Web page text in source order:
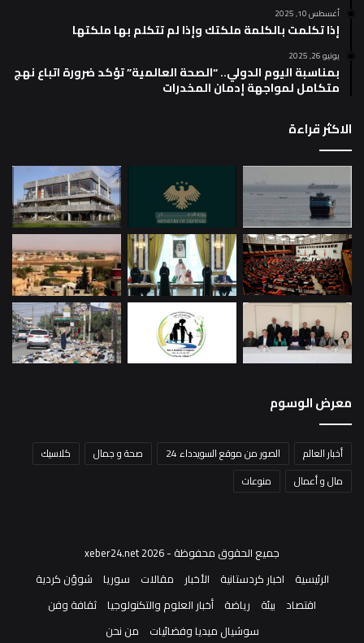
أغسطس 10, 2025
إذا تكلمت بالكلمة ملكتك وإذا لم تتكلم بها ملكتها
يونيو 26, 2025
بمناسبة اليوم الدولي.. “الصحة العالمية” تؤكد ضرورة اتباع نهج
متكامل لمواجهة إدمان المخدرات
الاكثر قراءة
معرض الوسوم
أخبار العالم الصور من موقع السويدداء 24 صحة و جمال
كلاسيك
مال و أعمال
منوعات
جميع الحقوق محفوظة - xeber24.net 2026
الرئيسية
اخبار كردستانية الأخبار مقالات سوريا
شوؤن كردية
اقتصاد
بيئة رياضة أخبار العلوم والتكنولوجيا ثقافة وفن
سوشيال ميديا وفضائيات
من نحن